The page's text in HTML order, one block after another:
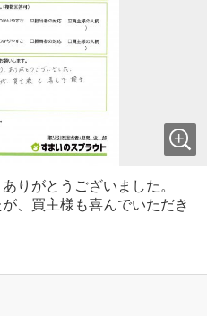
りがとうございました。
、買主様も喜んでいただき